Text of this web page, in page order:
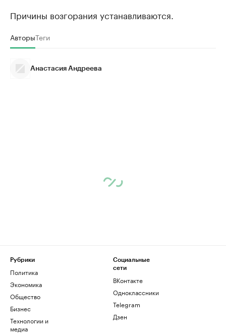
Причины возгорания устанавливаются.
АвторыТеги
Анастасия Андреева
Рубрики
Политика
Экономика
Общество
Бизнес
Технологии и
медиа
Социальные
сети
ВКонтакте
Одноклассники
Telegram
Дзен